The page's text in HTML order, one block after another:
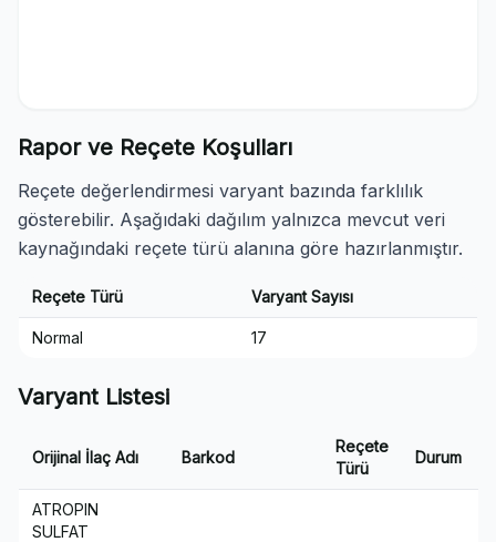
Rapor ve Reçete Koşulları
Reçete değerlendirmesi varyant bazında farklılık
gösterebilir. Aşağıdaki dağılım yalnızca mevcut veri
kaynağındaki reçete türü alanına göre hazırlanmıştır.
Reçete Türü Varyant Sayısı
Normal 17
Varyant Listesi
Orijinal İlaç Adı Barkod
Reçete
Türü
Durum
ATROPIN
SULFAT